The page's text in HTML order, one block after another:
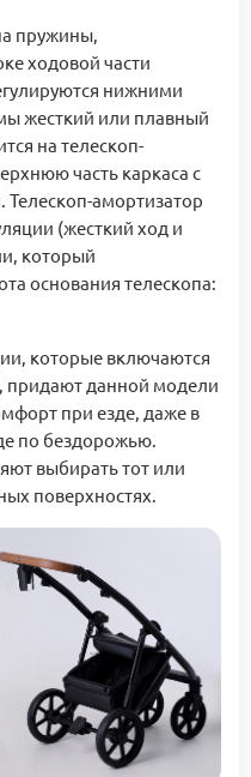
пружины,
ходовой части
нижними
жесткий или плавный
на телескоп-
часть каркаса с
Телескоп-амортизатор
(жесткий ход и
который
основания телескопа:
которые включаются
придают данной модели
при езде, даже в
по бездорожью.
выбирать тот или
поверхностях.